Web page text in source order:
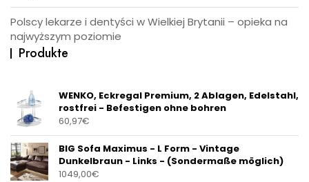
Polscy lekarze i dentyści w Wielkiej Brytanii – opieka na
najwyższym poziomie
Produkte
WENKO, Eckregal Premium, 2 Ablagen, Edelstahl,
rostfrei - Befestigen ohne bohren
60,97€
BIG Sofa Maximus - L Form - Vintage
Dunkelbraun - Links - (Sondermaße möglich)
1049,00€